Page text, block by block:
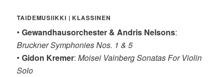
TAIDEMUSIIKKI | KLASSINEN
•Gewandhausorchester & Andris Nelsons:
Bruckner Symphonies Nos. 1 & 5
•Gidon Kremer:Moisei Vainberg Sonatas For Violin
Solo